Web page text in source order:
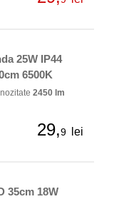
25W IP44
6500K
2450 lm
29,9 lei
35cm 18W